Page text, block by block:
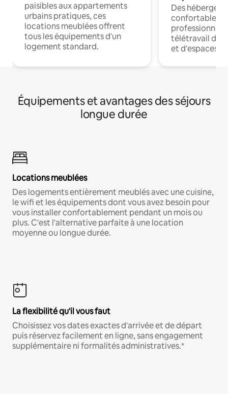
paisibles aux appartements
urbains pratiques, ces
locations meublées offrent
tous les équipements d'un
logement standard.
Des
confortables
professionnels
télétravail
et d'espaces
Équipements et avantages des séjours
longue durée
Locations meublées
Des logements entièrement meublés avec une cuisine,
le wifi et les équipements dont vous avez besoin pour
vous installer confortablement pendant un mois ou
plus. C'est l'alternative parfaite à une location
moyenne ou longue durée.
La flexibilité qu'il vous faut
Choisissez vos dates exactes d'arrivée et de départ
puis réservez facilement en ligne, sans engagement
supplémentaire ni formalités administratives.*